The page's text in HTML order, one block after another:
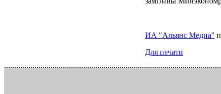
ИА "Альянс Медиа"
Для печати